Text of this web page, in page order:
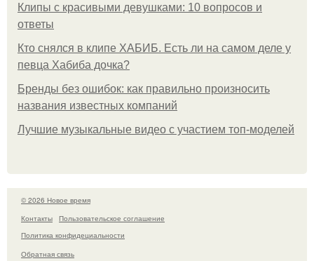
Клипы с красивыми девушками: 10 вопросов и
ответы
Кто снялся в клипе ХАБИБ. Есть ли на самом деле у
певца Хабиба дочка?
Бренды без ошибок: как правильно произносить
названия известных компаний
Лучшие музыкальные видео с участием топ-моделей
© 2026 Новое время
Контакты
Пользовательское соглашение
Политика конфидециальности
Обратная связь